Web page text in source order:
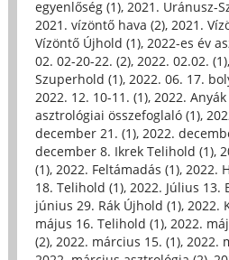
egyenlőség (1), 2021. Uránusz-
2021. vízöntő hava (2), 2021.
Vízöntő Újhold (1), 2022-es év
02. 02-20-22. (2), 2022. 02.02. (1),
Szuperhold (1), 2022. 06. 17.
2022. 12. 10-11. (1), 2022.
asztrológiai összefoglaló (1),
december 21. (1), 2022.
december 8. Ikrek Telihold (1),
(1), 2022. Feltámadás (1), 2022.
18. Telihold (1), 2022. Július 13.
június 29. Rák Újhold (1), 2022.
május 16. Telihold (1), 2022.
(2), 2022. március 15. (1), 2022.